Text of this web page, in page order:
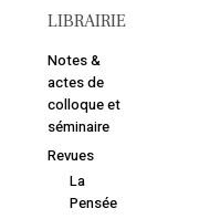
LIBRAIRIE
Notes &
actes de
colloque et
séminaire
Revues
La
Pensée